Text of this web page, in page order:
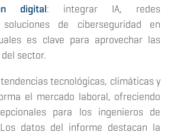
digital: integrar IA, redes
de ciberseguridad en
es clave para aprovechar las
sector​.
tecnológicas, climáticas y
el mercado laboral, ofreciendo
para los ingenieros de
datos del informe destacan la